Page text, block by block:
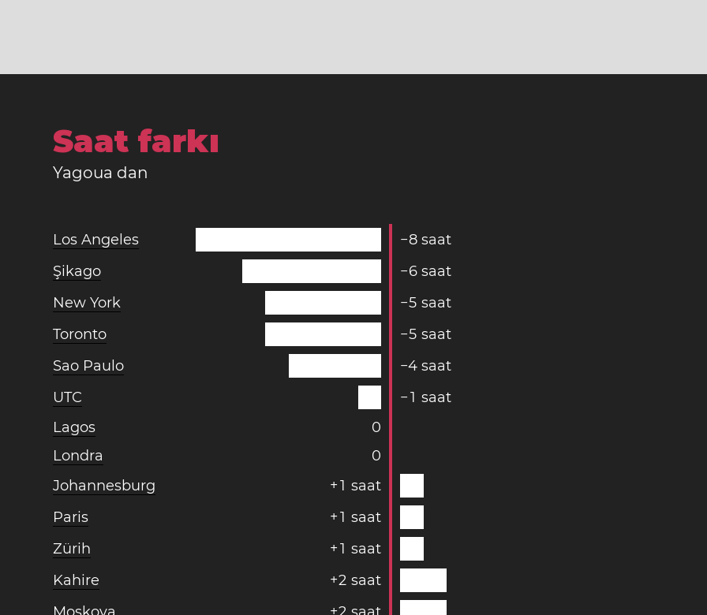
Saat farkı
Yagoua dan
Los Angeles −8 saat
Şikago
−6 saat
New York
−5 saat
Toronto
−5 saat
Sao Paulo
−4 saat
UTC
−1 saat
Lagos
0
Londra
0
Johannesburg
+1 saat
Paris
+1 saat
Zürih
+1 saat
Kahire
+2 saat